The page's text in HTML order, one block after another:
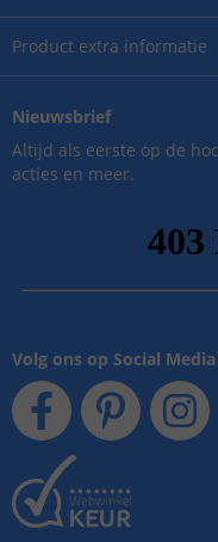
Product extra informatie
Nieuwsbrief
Altijd als eerste op de
acties en meer.
Volg ons op Social Media